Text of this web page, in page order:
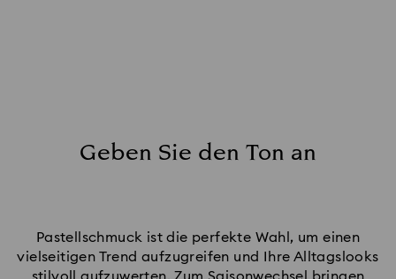
Geben Sie den Ton an
Pastellschmuck ist die perfekte Wahl, um einen
vielseitigen Trend aufzugreifen und Ihre Alltagslooks
stilvoll aufzuwerten. Zum Saisonwechsel bringen